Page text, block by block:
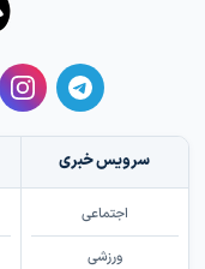
سرویس خبری
اجتماعی
ورزشی